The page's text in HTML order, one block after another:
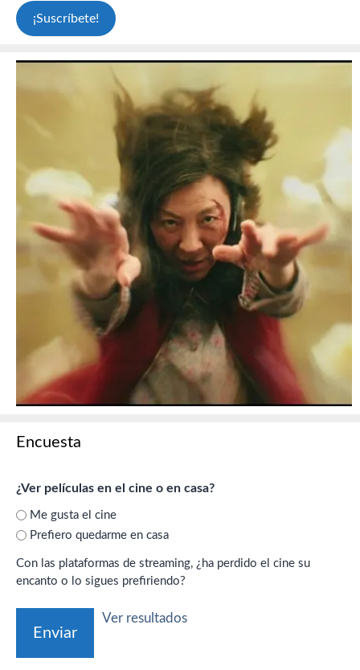
Encuesta
¿Ver películas en el cine o en casa?
Me gusta el cine
Prefiero quedarme en casa
Con las plataformas de streaming, ¿ha perdido el cine su
encanto o lo sigues prefiriendo?
Ver resultados